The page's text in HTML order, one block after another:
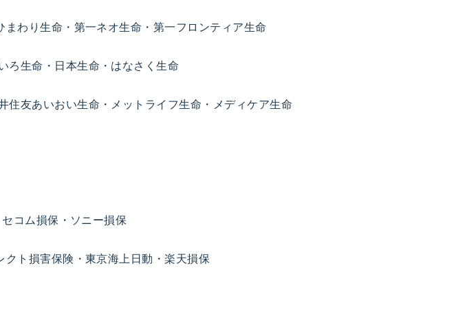
まわり生命・第一ネオ生命・第一フロンティア生命
ろ生命・日本生命・はなさく生命
住友あいおい生命・メットライフ生命・メディケア生命
コム損保・ソニー損保
クト損害保険・東京海上日動・楽天損保